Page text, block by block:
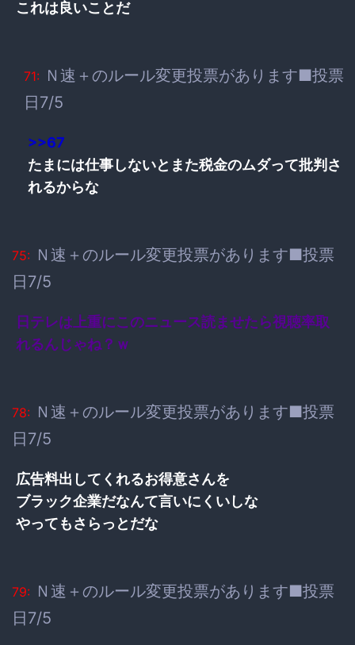
これは良いことだ
71: Ｎ速＋のルール変更投票があります■投票
日7/5
>>67
たまには仕事しないとまた税金のムダって批判さ
れるからな
75: Ｎ速＋のルール変更投票があります■投票
日7/5
日テレは上重にこのニュース読ませたら視聴率取
れるんじゃね？ｗ
78: Ｎ速＋のルール変更投票があります■投票
日7/5
広告料出してくれるお得意さんを
ブラック企業だなんて言いにくいしな
やってもさらっとだな
79: Ｎ速＋のルール変更投票があります■投票
日7/5